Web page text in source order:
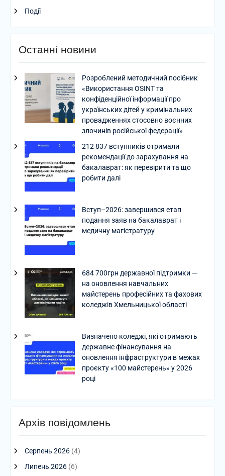
Події
Останні новини
Розроблений методичний посібник
«Використання OSINT та
конфіденційної інформації про
українських дітей у кримінальних
провадженнях стосовно воєнних
злочинів російської федерації»
212 837 вступників отримали
рекомендації до зарахування на
бакалаврат: як перевірити та що
робити далі
Вступ–2026: завершився етап
подання заяв на бакалаврат і
медичну магістратуру
684 700грн державної підтримки —
на оновлення навчальних
майстерень професійних та фахових
коледжів Хмельницької області
Визначено коледжі, які отримають
державне фінансування на
оновлення інфраструктури в межах
проєкту «100 майстерень» у 2026
році
Архів повідомлень
Серпень 2026(4)
Липень 2026(6)